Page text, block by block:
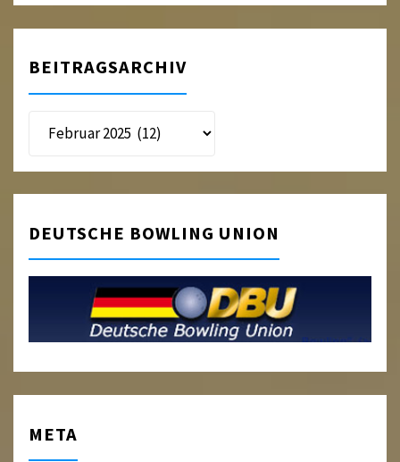
BEITRAGSARCHIV
Beitragsarchiv
DEUTSCHE BOWLING UNION
META